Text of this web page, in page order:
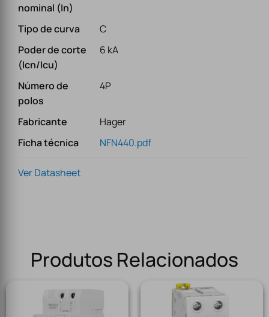
nominal (In)
Tipo de curva
C
Poder de corte
(Icn/Icu)
6 kA
Número de
polos
4P
Fabricante
Hager
Ficha técnica
NFN440.pdf
Ver Datasheet
Produtos Relacionados